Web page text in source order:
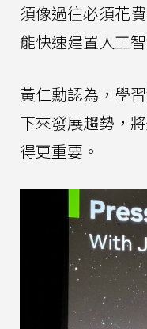
須像過往必須花
能快速建置人工
黃仁勳認為，學
下來發展趨勢，
得更重要。